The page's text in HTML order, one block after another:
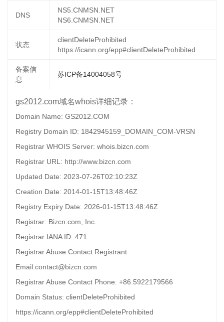
DNS
NS5.CNMSN.NET
NS6.CNMSN.NET
状态
clientDeleteProhibited
https://icann.org/epp#clientDeleteProhibited
备案信
息
苏ICP备14004058号
gs2012.com域名whois详细记录：
Domain Name: GS2012.COM
Registry Domain ID: 1842945159_DOMAIN_COM-VRSN
Registrar WHOIS Server: whois.bizcn.com
Registrar URL: http://www.bizcn.com
Updated Date: 2023-07-26T02:10:23Z
Creation Date: 2014-01-15T13:48:46Z
Registry Expiry Date: 2026-01-15T13:48:46Z
Registrar: Bizcn.com, Inc.
Registrar IANA ID: 471
Registrar Abuse Contact Registrant
Email:contact@bizcn.com
Registrar Abuse Contact Phone: +86.5922179566
Domain Status: clientDeleteProhibited
https://icann.org/epp#clientDeleteProhibited